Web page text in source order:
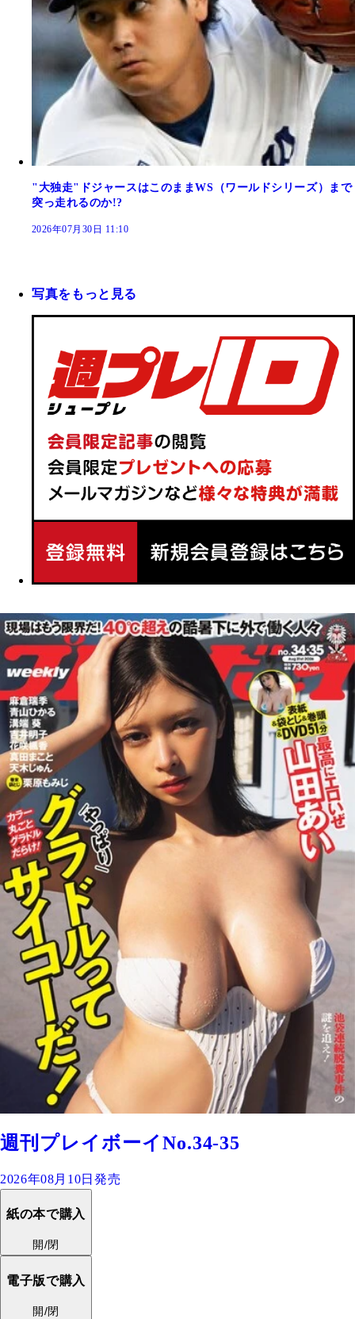
"大独走"ドジャースはこのままWS（ワールドシリーズ）まで
突っ走れるのか!?
2026年07月30日 11:10
写真をもっと見る
週刊プレイボーイNo.34-35
2026年08月10日発売
紙の本で購入
開/閉
電子版で購入
開/閉